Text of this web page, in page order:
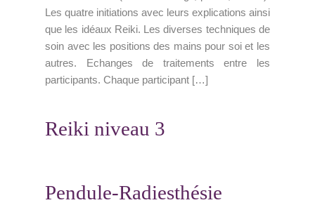
Les quatre initiations avec leurs explications ainsi
que les idéaux Reiki. Les diverses techniques de
soin avec les positions des mains pour soi et les
autres. Echanges de traitements entre les
participants. Chaque participant […]
Reiki niveau 3
Pendule-Radiesthésie